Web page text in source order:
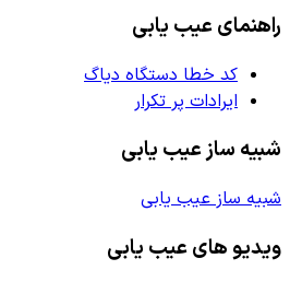
راهنمای عیب یابی
کد خطا دستگاه دیاگ
ایرادات پر تکرار
شبیه ساز عیب یابی
شبیه ساز عیب یابی
ویدیو های عیب یابی